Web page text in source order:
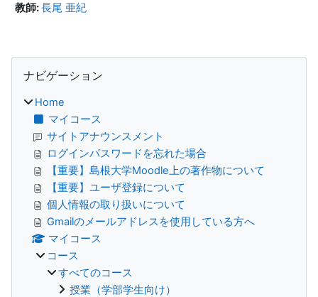
教師:長尾 亜紀
ブロック
ナビゲーション
Home
マイコース
サイトアナウンスメント
ログインパスワードを忘れた場合
【重要】島根大学Moodle上の著作物について
【重要】ユーザ登録について
個人情報の取り扱いについて
Gmailのメールアドレスを使用している方へ
マイコース
コース
すべてのコース
授業（学部学生向け）